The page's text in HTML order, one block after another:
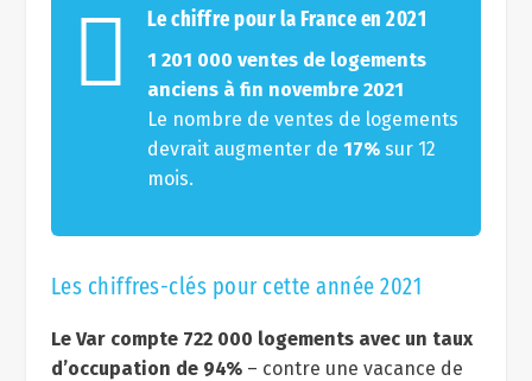
 Le chiffre pour la France en 2021
1 201 000 ventes de logements
anciens à fin novembre 2021
Le nombre de ventes de logements
devrait augmenter de 17%sur 12
mois.
Les chiffres-clés pour cette année 2021
Le Var compte 722 000 logements avec un taux
d’occupation de 94%– contre une vacance de